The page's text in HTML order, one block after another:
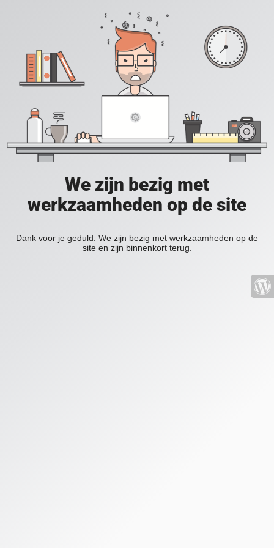
We zijn bezig met
werkzaamheden op de site
Dank voor je geduld. We zijn bezig met werkzaamheden op de
site en zijn binnenkort terug.